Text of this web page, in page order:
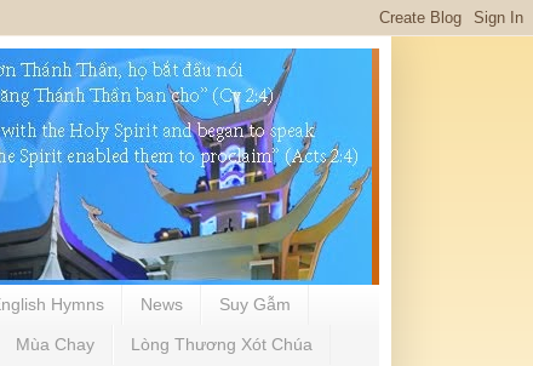
Hymns News Suy Gẫm
Mùa Chay Lòng Thương Xót Chúa